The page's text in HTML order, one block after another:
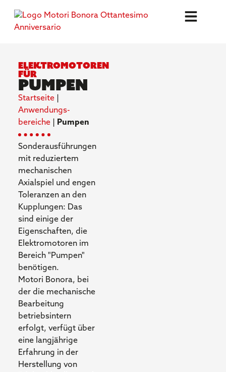
Elektromotoren
für
Pumpen
Startseite|
Anwendungs-
bereiche| Pumpen
Sonderausführungen
mit reduziertem
mechanischen
Axialspiel und engen
Toleranzen an den
Kupplungen: Das
sind einige der
Eigenschaften, die
Elektromotoren im
Bereich "Pumpen"
benötigen.
Motori Bonora, bei
der die mechanische
Bearbeitung
betriebsintern
erfolgt, verfügt über
eine langjährige
Erfahrung in der
Herstellung von